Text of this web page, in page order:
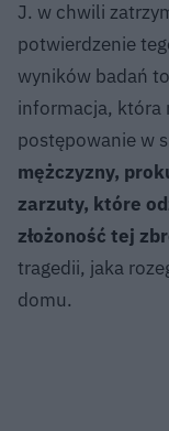
J. w chwili
potwierdzenie
wyników badań
informacja, która
postępowanie w
mężczyzny,
zarzuty, które
złożoność tej
tragedii, jaka
domu.